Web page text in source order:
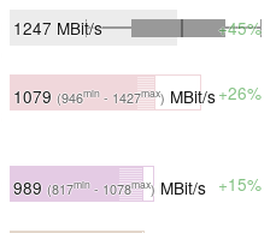
1247 MBit/s +45%
1079 (946min - 1427max) MBit/s+26%
989 (817min - 1078max) MBit/s +15%